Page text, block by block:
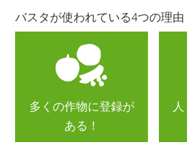
バスタが使われている4つの理由
多くの作物に登録が
ある！